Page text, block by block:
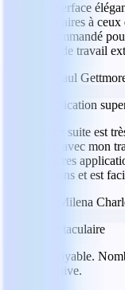
L'interface
similaires à
recommandé
flux de travail
Paul
Application
Cette suite est
aidé avec mon
d'autres
options et est
Milena
Spectaculaire
Incroyable.
intuitive.